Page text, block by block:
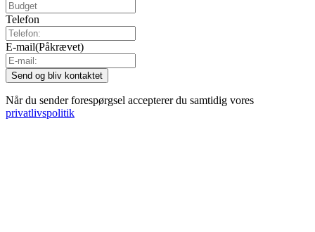
Telefon
E-mail(Påkrævet)
Når du sender forespørgsel accepterer du samtidig vores
privatlivspolitik